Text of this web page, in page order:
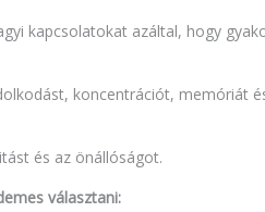
kapcsolatokat azáltal, hogy
koncentrációt, memóriát
és az önállóságot.
választani: